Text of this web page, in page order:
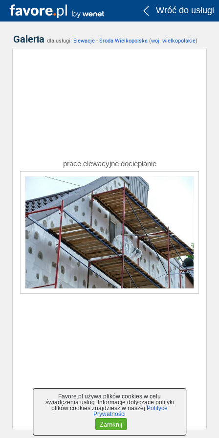
Favore.pl używa plików cookies w celu
świadczenia usług. Informacje dotyczące polityki
plików cookies znajdziesz w naszej Polityce
Prywatności
Zamknij
Wróć do usługi
Galeria dla usługi: Elewacje - Środa Wielkopolska (woj. wielkopolskie)
prace elewacyjne docieplanie
Powrót do ogłoszenia